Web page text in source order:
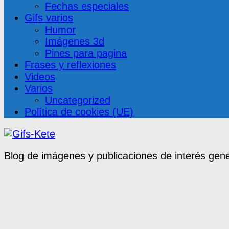
Fechas especiales
Gifs varios
Humor
Imágenes 3d
Pines para pagina
Frases y reflexiones
Videos
Varios
Uncategorized
Política de cookies (UE)
Blog de imágenes y publicaciones de interés